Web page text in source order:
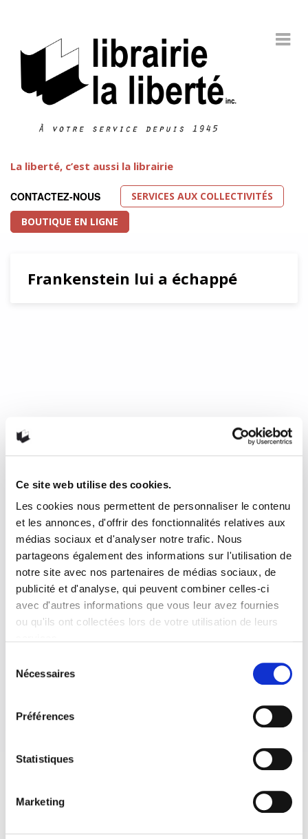
Ce site web utilise des cookies.
Les cookies nous permettent de personnaliser le contenu
et les annonces, d'offrir des fonctionnalités relatives aux
médias sociaux et d'analyser notre trafic. Nous
partageons également des informations sur l'utilisation de
notre site avec nos partenaires de médias sociaux, de
publicité et d'analyse, qui peuvent combiner celles-ci
avec d'autres informations que vous leur avez fournies
ou qu'ils ont collectées lors de votre utilisation de leurs
Nécessaires
Préférences
Statistiques
Marketing
La liberté, c’est aussi la librairie
CONTACTEZ-NOUS
SERVICES AUX COLLECTIVITÉS
BOUTIQUE EN LIGNE
Frankenstein lui a échappé
un monument de la littérature anglo-saxonne. C’est que le
roman a rencontré, dès sa parution, un immense succès.
S’est ensuivie, tout au long du XIXe siècle, une panoplie de
reste : dès 1910, Thomas Edison en produit la première
adaptation cinématographique (les curieux peuvent
d’ailleurs visionner facilement ce court métrage sur la Toile).
Au total, à partir de cette date et ce jusqu’à nos jours, le
savant et sa créature se retrouveront plus de 150 fois à
l’écran.
23 mars 2018 0 1